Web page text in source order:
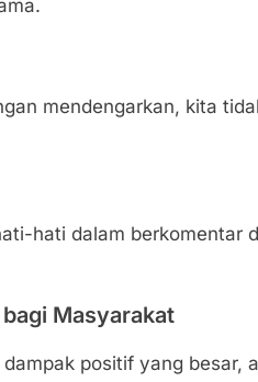
mendengarkan, kita
hati dalam
Masyarakat
positif yang besar,